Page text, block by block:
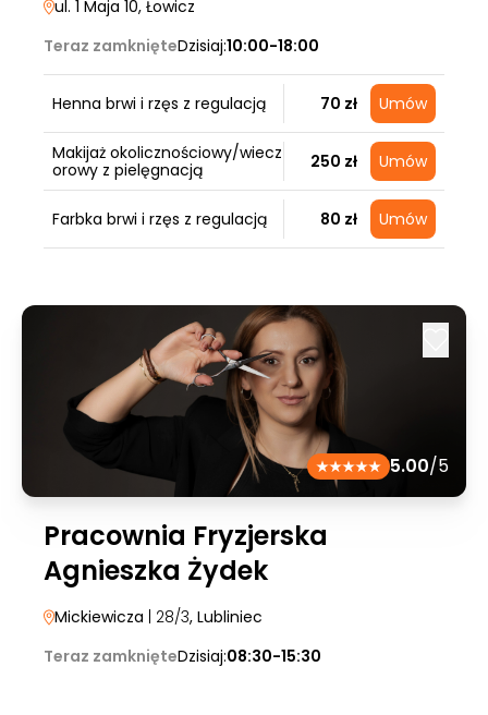
ul. 1 Maja 10, Łowicz
Teraz zamknięteDzisiaj:10:00-18:00
Henna brwi i rzęs z regulacją 70 zł Umów
Makijaż okolicznościowy/wiecz
orowy z pielęgnacją
250 zł Umów
Farbka brwi i rzęs z regulacją 80 zł Umów
5.00/5
Pracownia Fryzjerska
Agnieszka Żydek
Mickiewicza | 28/3, Lubliniec
Teraz zamknięteDzisiaj:08:30-15:30